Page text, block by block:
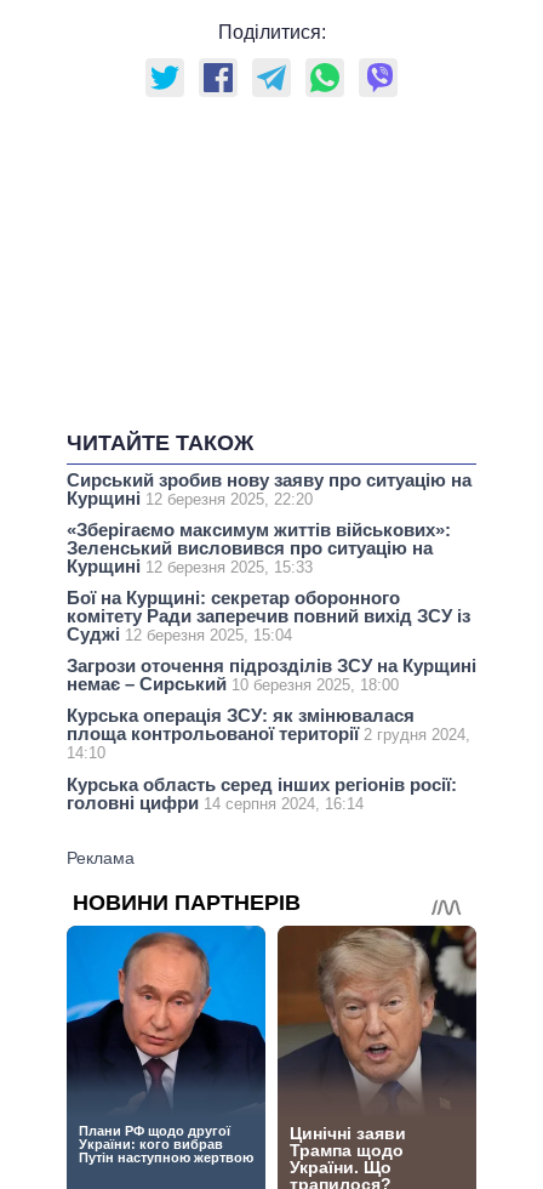
Поділитися:
ЧИТАЙТЕ ТАКОЖ
Сирський зробив нову заяву про ситуацію на
Курщині 12 березня 2025, 22:20
«Зберігаємо максимум життів військових»:
Зеленський висловився про ситуацію на
Курщині 12 березня 2025, 15:33
Бої на Курщині: секретар оборонного
комітету Ради заперечив повний вихід ЗСУ із
Суджі 12 березня 2025, 15:04
Загрози оточення підрозділів ЗСУ на Курщині
немає – Сирський 10 березня 2025, 18:00
Курська операція ЗСУ: як змінювалася
площа контрольованої території 2 грудня 2024,
14:10
Курська область серед інших регіонів росії:
головні цифри 14 серпня 2024, 16:14